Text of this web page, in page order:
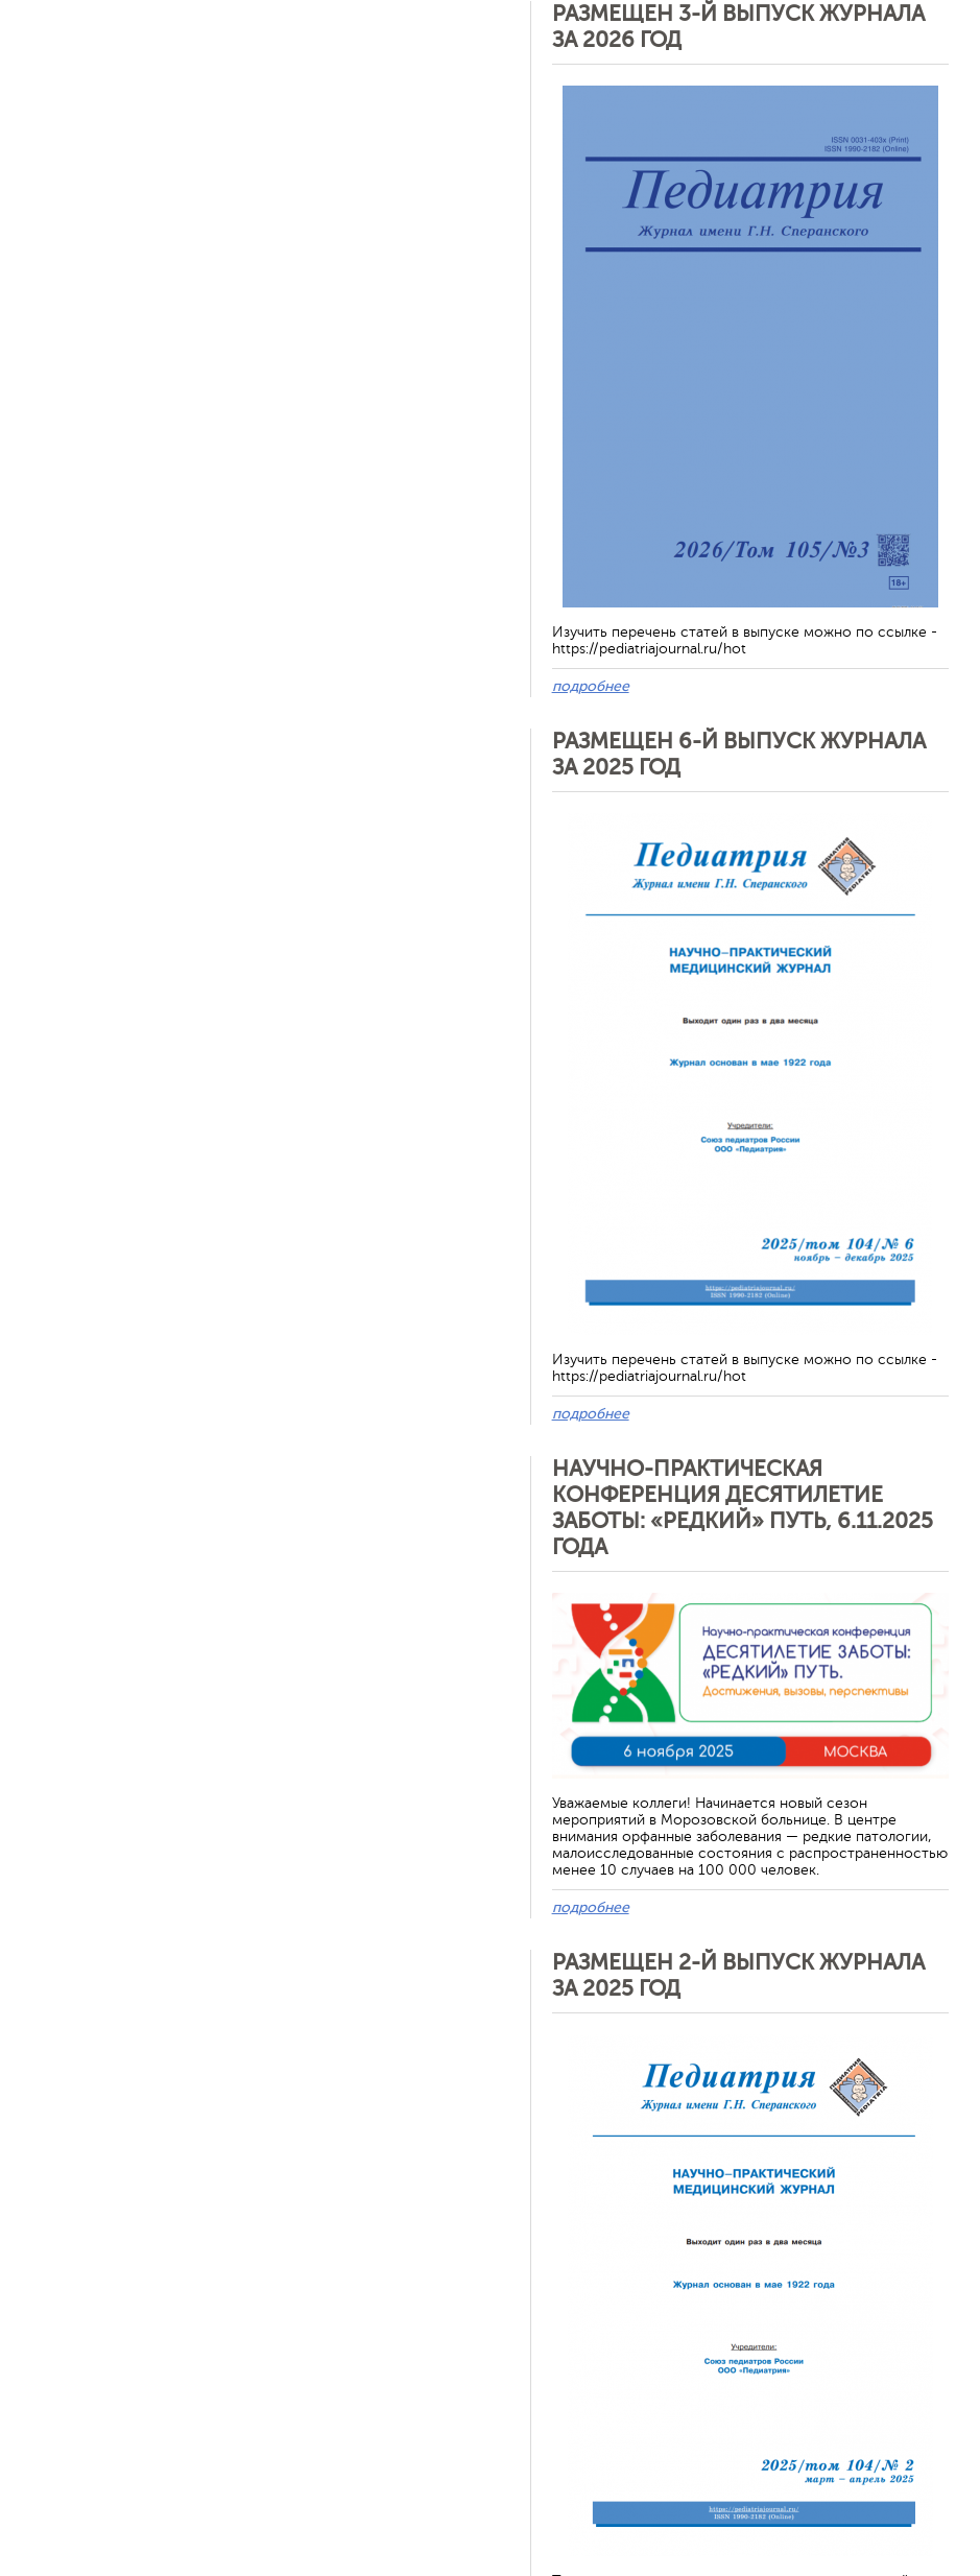
РАЗМЕЩЕН 3-Й ВЫПУСК ЖУРНАЛА
ЗА 2026 ГОД
Изучить перечень статей в выпуске можно по ссылке -
https://pediatriajournal.ru/hot
подробнее
РАЗМЕЩЕН 6-Й ВЫПУСК ЖУРНАЛА
ЗА 2025 ГОД
Изучить перечень статей в выпуске можно по ссылке -
https://pediatriajournal.ru/hot
подробнее
НАУЧНО-ПРАКТИЧЕСКАЯ
КОНФЕРЕНЦИЯ ДЕСЯТИЛЕТИЕ
ЗАБОТЫ: «РЕДКИЙ» ПУТЬ, 6.11.2025
ГОДА
Уважаемые коллеги! Начинается новый сезон
мероприятий в Морозовской больнице. В центре
внимания орфанные заболевания — редкие патологии,
малоисследованные состояния с распространенностью
менее 10 случаев на 100 000 человек.
подробнее
РАЗМЕЩЕН 2-Й ВЫПУСК ЖУРНАЛА
ЗА 2025 ГОД
Отменить